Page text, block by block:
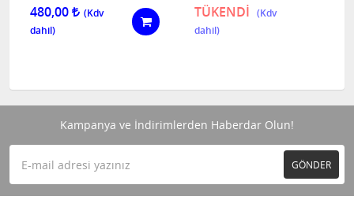
480,00 TÜKENDİ
Kampanya ve İndirimlerden Haberdar Olun!
GÖNDER